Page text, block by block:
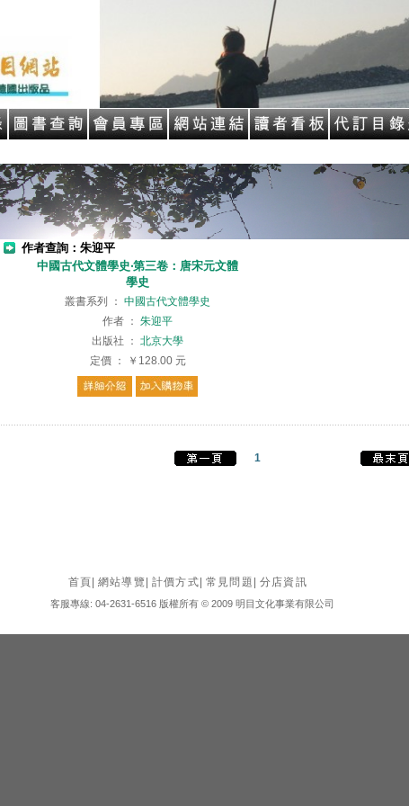
作者查詢：朱迎平
中國古代文體學史‧第三卷：唐宋元文體
學史
叢書系列 ： 中國古代文體學史
作者 ： 朱迎平
出版社
： 北京大學
定價
： ￥128.00 元
1
首頁 網站導覽 計價方式 常見問題 分店資訊
客服專線: 04-2631-6516 版權所有 © 2009 明目文化事業有限公司